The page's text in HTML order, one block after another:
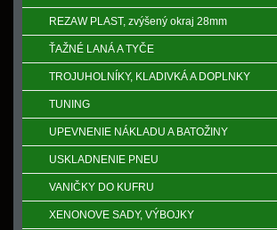
REZAW PLAST, zvýšený okraj 28mm
ŤAŽNÉ LANÁ A TYČE
TROJUHOLNÍKY, KLADIVKÁ A DOPLNKY
TUNING
UPEVNENIE NÁKLADU A BATOŽINY
USKLADNENIE PNEU
VANIČKY DO KUFRU
XENONOVE SADY, VÝBOJKY